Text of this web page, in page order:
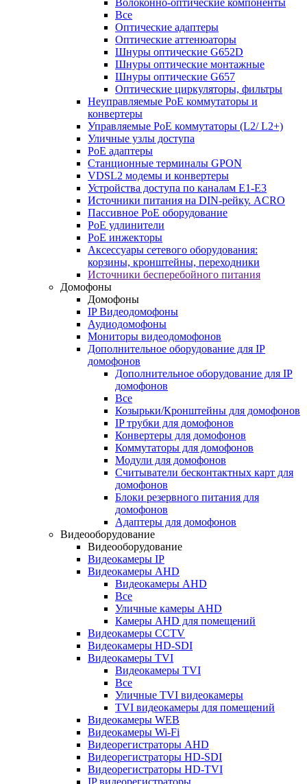
Волоконно-оптические компоненты
Все
Оптические адаптеры
Оптические аттенюаторы
Шнуры оптические G652D
Шнуры оптические монтажные
Шнуры оптические G657
Оптические циркуляторы, фильтры
Неуправляемые PoE коммутаторы и
конвертеры
Управляемые PoE коммутаторы (L2/ L2+)
Уличные узлы доступа
PoE адаптеры
Станционные терминалы GPON
VDSL2 модемы и конвертеры
Устройства доступа по каналам E1-E3
Источники питания на DIN-рейку. ACRO
Пассивное PoE оборудование
PoE удлинители
PoE инжекторы
Аксессуары сетевого оборудования:
корзины, кронштейны, переходники
Источники бесперебойного питания
Домофоны
Домофоны
IP Видеодомофоны
Аудиодомофоны
Мониторы видеодомофонов
Дополнительное оборудование для IP
домофонов
Дополнительное оборудование для IP
домофонов
Все
Козырьки/Кронштейны для домофонов
IP трубки для домофонов
Конвертеры для домофонов
Коммутаторы для домофонов
Модули для домофонов
Считыватели бесконтактных карт для
домофонов
Блоки резервного питания для
домофонов
Адаптеры для домофонов
Видеооборудование
Видеооборудование
Видеокамеры IP
Видеокамеры AHD
Видеокамеры AHD
Все
Уличные камеры AHD
Камеры AHD для помещений
Видеокамеры CCTV
Видеокамеры HD-SDI
Видеокамеры TVI
Видеокамеры TVI
Все
Уличные TVI видеокамеры
TVI видеокамеры для помещений
Видеокамеры WEB
Видеокамеры Wi-Fi
Видеорегистраторы AHD
Видеорегистраторы HD-SDI
Видеорегистраторы HD-TVI
IP видеорегистраторы